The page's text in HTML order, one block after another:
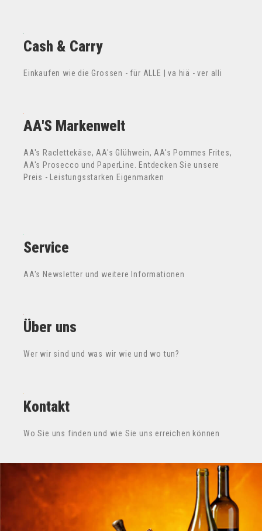
Cash & Carry
Einkaufen wie die Grossen - für ALLE | va hiä - ver alli
AA'S Markenwelt
AA's Raclettekäse, AA's Glühwein, AA's Pommes Frites,
AA's Prosecco und PaperLine. Entdecken Sie unsere
Preis - Leistungsstarken Eigenmarken
Service
AA's Newsletter und weitere Informationen
Über uns
Wer wir sind und was wir wie und wo tun?
Kontakt
Wo Sie uns finden und wie Sie uns erreichen können